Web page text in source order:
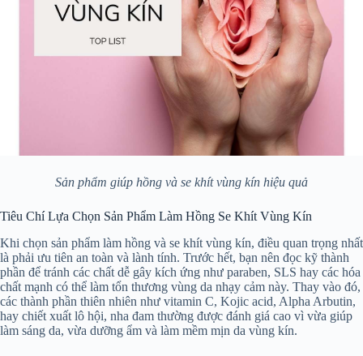
Sản phẩm giúp hồng và se khít vùng kín hiệu quả
Tiêu Chí Lựa Chọn Sản Phẩm Làm Hồng Se Khít Vùng Kín
Khi chọn sản phẩm làm hồng và se khít vùng kín, điều quan trọng nhất
là phải ưu tiên an toàn và lành tính. Trước hết, bạn nên đọc kỹ thành
phần để tránh các chất dễ gây kích ứng như paraben, SLS hay các hóa
chất mạnh có thể làm tổn thương vùng da nhạy cảm này. Thay vào đó,
các thành phần thiên nhiên như vitamin C, Kojic acid, Alpha Arbutin,
hay chiết xuất lô hội, nha đam thường được đánh giá cao vì vừa giúp
làm sáng da, vừa dưỡng ẩm và làm mềm mịn da vùng kín.